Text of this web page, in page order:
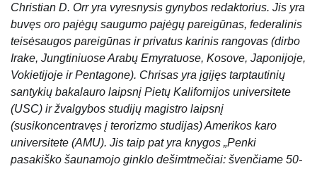
Christian D. Orr yra vyresnysis gynybos redaktorius. Jis yra
buvęs oro pajėgų saugumo pajėgų pareigūnas, federalinis
teisėsaugos pareigūnas ir privatus karinis rangovas (dirbo
Irake, Jungtiniuose Arabų Emyratuose, Kosove, Japonijoje,
Vokietijoje ir Pentagone). Chrisas yra įgijęs tarptautinių
santykių bakalauro laipsnį Pietų Kalifornijos universitete
(USC) ir žvalgybos studijų magistro laipsnį
(susikoncentravęs į terorizmo studijas) Amerikos karo
universitete (AMU). Jis taip pat yra knygos „Penki
pasakiško šaunamojo ginklo dešimtmečiai: švenčiame 50-